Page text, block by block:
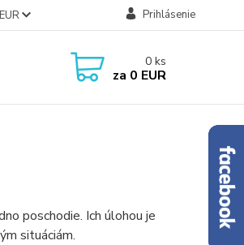
EUR Prihlásenie
0 ks
za 0 EUR
poschodie. Ich úlohou je
situáciám.